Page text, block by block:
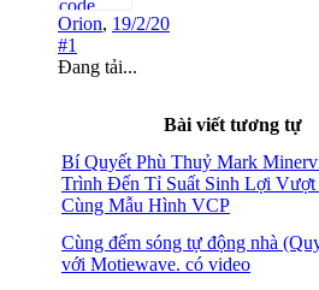
Orion, 19/2/20
#1
Đang tải...
Bài viết tương tự
Bí Quyết Phù Thuỷ Mark
Trình Đến Tỉ Suất Sinh Lợi
Cùng Mẫu Hình VCP
Cùng đếm sóng tự động nhà
với Motiewave. có video